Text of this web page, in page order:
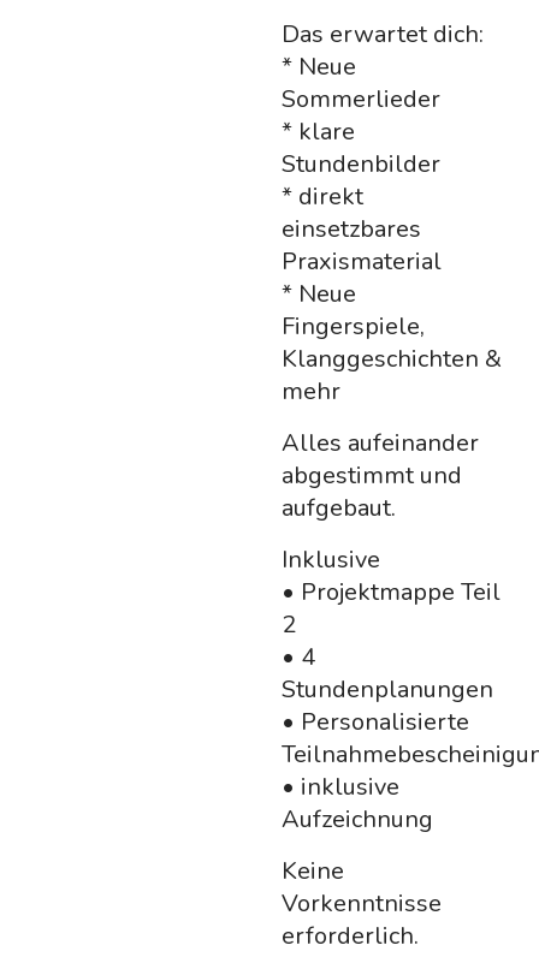
Das erwartet dich:
* Neue
Sommerlieder
* klare
Stundenbilder
* direkt
einsetzbares
Praxismaterial
* Neue
Fingerspiele,
Klanggeschichten &
mehr
Alles aufeinander
abgestimmt und
aufgebaut.
Inklusive
• Projektmappe Teil
2
• 4
Stundenplanungen
• Personalisierte
• inklusive
Aufzeichnung
Keine
Vorkenntnisse
erforderlich.